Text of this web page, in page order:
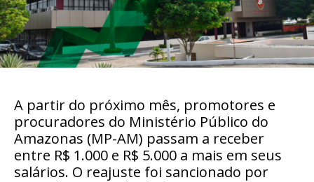
A partir do próximo mês, promotores e
procuradores do Ministério Público do
Amazonas (MP-AM) passam a receber
entre R$ 1.000 e R$ 5.000 a mais em seus
salários. O reajuste foi sancionado por